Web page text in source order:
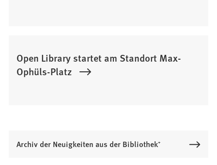
Open Library startet am Standort Max-
Ophüls-Platz
Archiv der Neuigkeiten aus der Bibliothek⁺